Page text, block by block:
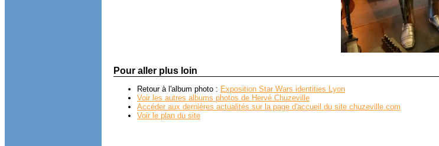
Pour aller plus loin
Retour à l'album photo : Exposition Star Wars identities Lyon
Voir les autres albums photos de Hervé Chuzeville
Accéder aux dernières actualités sur la page d'accueil du site chuzeville.com
Voir le plan du site